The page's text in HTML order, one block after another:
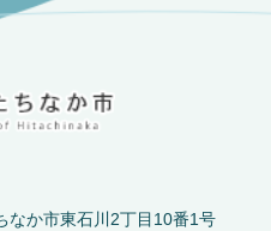
か市東石川2丁目10番1号